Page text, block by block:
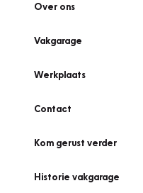
Over ons
Vakgarage
Werkplaats
Contact
Kom gerust verder
Historie vakgarage